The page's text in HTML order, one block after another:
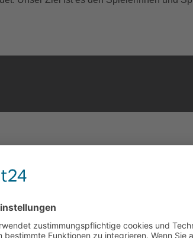
Unsere Leitlinien